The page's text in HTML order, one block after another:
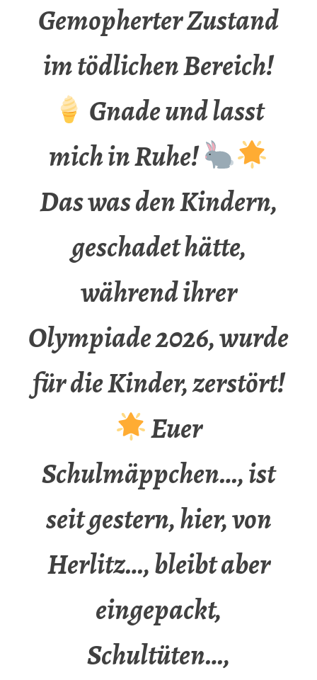
Gemopherter Zustand
im tödlichen Bereich!
Gnade und lasst
mich in Ruhe!
Das was den Kindern,
geschadet hätte,
während ihrer
Olympiade 2026, wurde
für die Kinder, zerstört!
Euer
Schulmäppchen…, ist
seit gestern, hier, von
Herlitz…, bleibt aber
eingepackt,
Schultüten…,